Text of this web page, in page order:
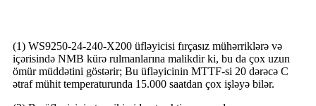
(1) WS9250-24-240-X200 üfləyicisi fırçasız mühərriklərə və
içərisində NMB kürə rulmanlarına malikdir ki, bu da çox uzun
ömür müddətini göstərir; Bu üfləyicinin MTTF-si 20 dərəcə C
ətraf mühit temperaturunda 15.000 saatdan çox işləyə bilər.